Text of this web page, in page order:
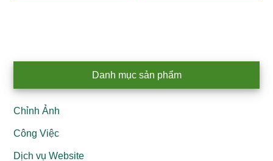
Sidebar
Danh mục sản phẩm
Chỉnh Ảnh
Công Việc
Dịch vụ Website